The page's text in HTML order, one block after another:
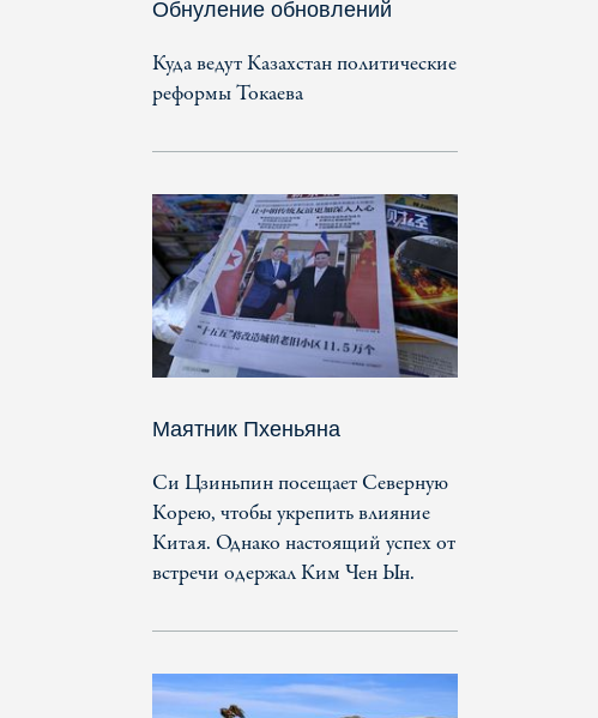
Обнуление обновлений
Куда ведут Казахстан политические
реформы Токаева
Маятник Пхеньяна
Си Цзиньпин посещает Северную
Корею, чтобы укрепить влияние
Китая. Однако настоящий успех от
встречи одержал Ким Чен Ын.